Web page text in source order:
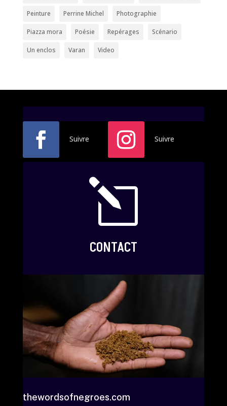
Peinture Perrine Michel Photographie
Piazza mora Poésie Repérages Scénario
Un enclos Varan Video
Suivre Suivre
l
CONTACT
thewordsofnegroes.com